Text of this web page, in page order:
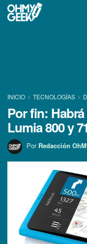
INICIO TECNOLOGÍ­AS
Por fin:
Lumia 800 y
Por Redacción